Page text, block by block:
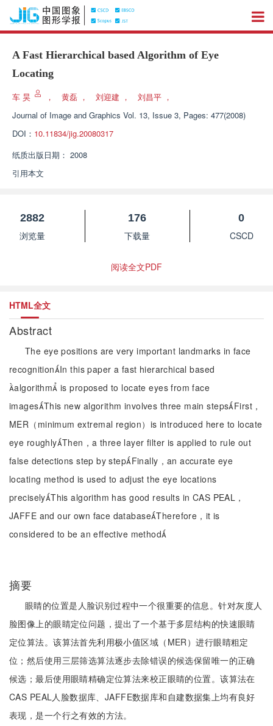
A Fast Hierarchical based Algorithm of Eye
Locating
车 昊 ， 黄磊 ， 刘迎建 ， 刘昌平 ，
Journal of Image and Graphics Vol. 13, Issue 3, Pages: 477(2008)
DOI： 10.11834/jig.20080317
纸质出版日期： 2008
引用本文
2882
浏览量
176
下载量
0
CSCD
阅读全文PDF
HTML全文
Abstract
The eye positions are very important landmarks in face
recognitionIn this paper a fast hierarchical based
algorithm is proposed to locate eyes from face
imagesThis new algorithm involves three main stepsFirst，
MER（minimum extremal region）is introduced here to locate
eye roughlyThen，a three layer filter is applied to rule out
false detections step by stepFinally，an accurate eye
locating method is used to adjust the eye locations
preciselyThis algorithm has good results in CAS PEAL，
JAFFE and our own face databaseTherefore，it is
considered to be an effective method
摘要
眼睛的位置是人脸识别过程中一个很重要的信息。针对灰度人
脸图像上的眼睛定位问题，提出了一个基于多层结构的快速眼睛
定位算法。该算法首先利用极小值区域（MER）进行眼睛粗定
位；然后使用三层筛选算法逐步去除错误的候选保留唯一的正确
候选；最后使用眼睛精确定位算法来校正眼睛的位置。该算法在
CAS PEAL人脸数据库、JAFFE数据库和自建数据集上均有良好
表现，是一个行之有效的方法。